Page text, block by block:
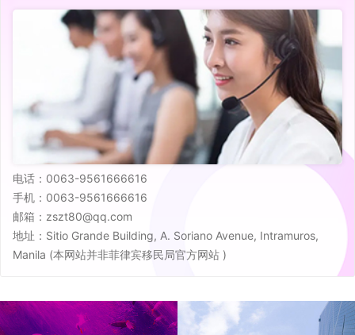
电话：0063-9561666616
手机：0063-9561666616
邮箱：zszt80@qq.com
地址：Sitio Grande Building, A. Soriano Avenue, Intramuros,
Manila (本网站并非菲律宾移民局官方网站 )